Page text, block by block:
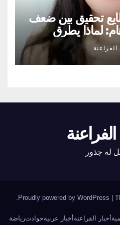
طايع تحقيق بين ضعف
لماذا يطرق
له جذور
Proudly powered by WordPress
.
أخبار الفراعنة أخبار عربيةحوادثرياضة